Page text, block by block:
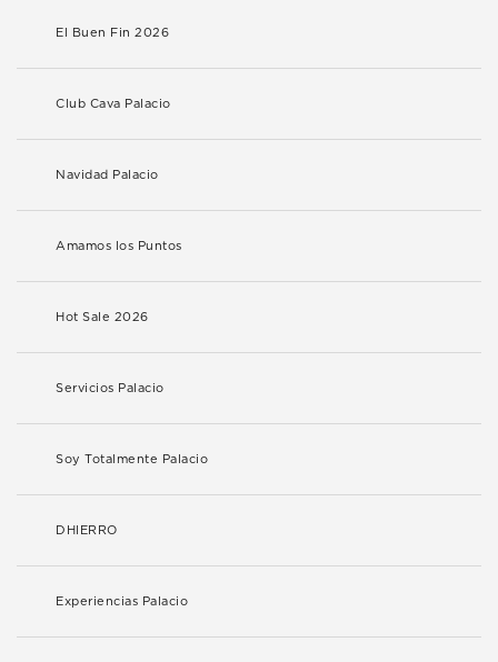
El Buen Fin 2026
Club Cava Palacio
Navidad Palacio
Amamos los Puntos
Hot Sale 2026
Servicios Palacio
Soy Totalmente Palacio
DHIERRO
Experiencias Palacio